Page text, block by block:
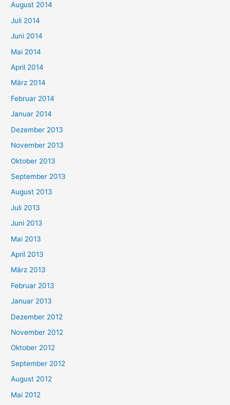
August 2014
Juli 2014
Juni 2014
Mai 2014
April 2014
März 2014
Februar 2014
Januar 2014
Dezember 2013
November 2013
Oktober 2013
September 2013
August 2013
Juli 2013
Juni 2013
Mai 2013
April 2013
März 2013
Februar 2013
Januar 2013
Dezember 2012
November 2012
Oktober 2012
September 2012
August 2012
Mai 2012